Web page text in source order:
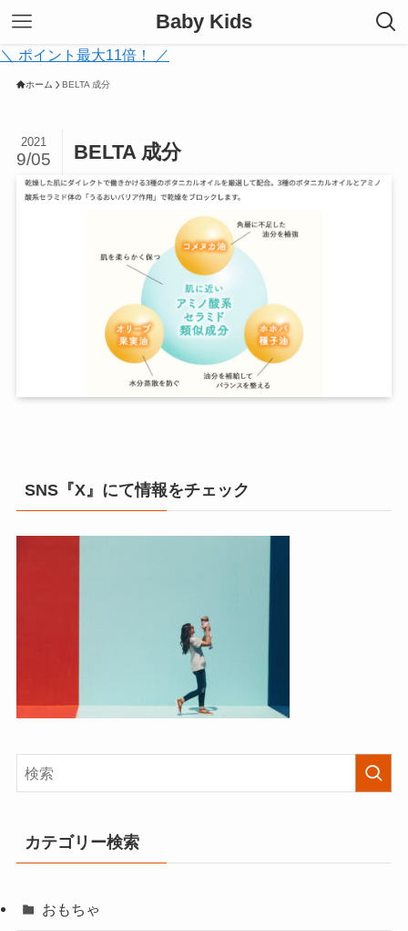
Baby Kids
＼ ポイント最大11倍！ ／
ホーム BELTA 成分
BELTA 成分
2021
9/05
SNS『X』にて情報をチェック
カテゴリー検索
おもちゃ